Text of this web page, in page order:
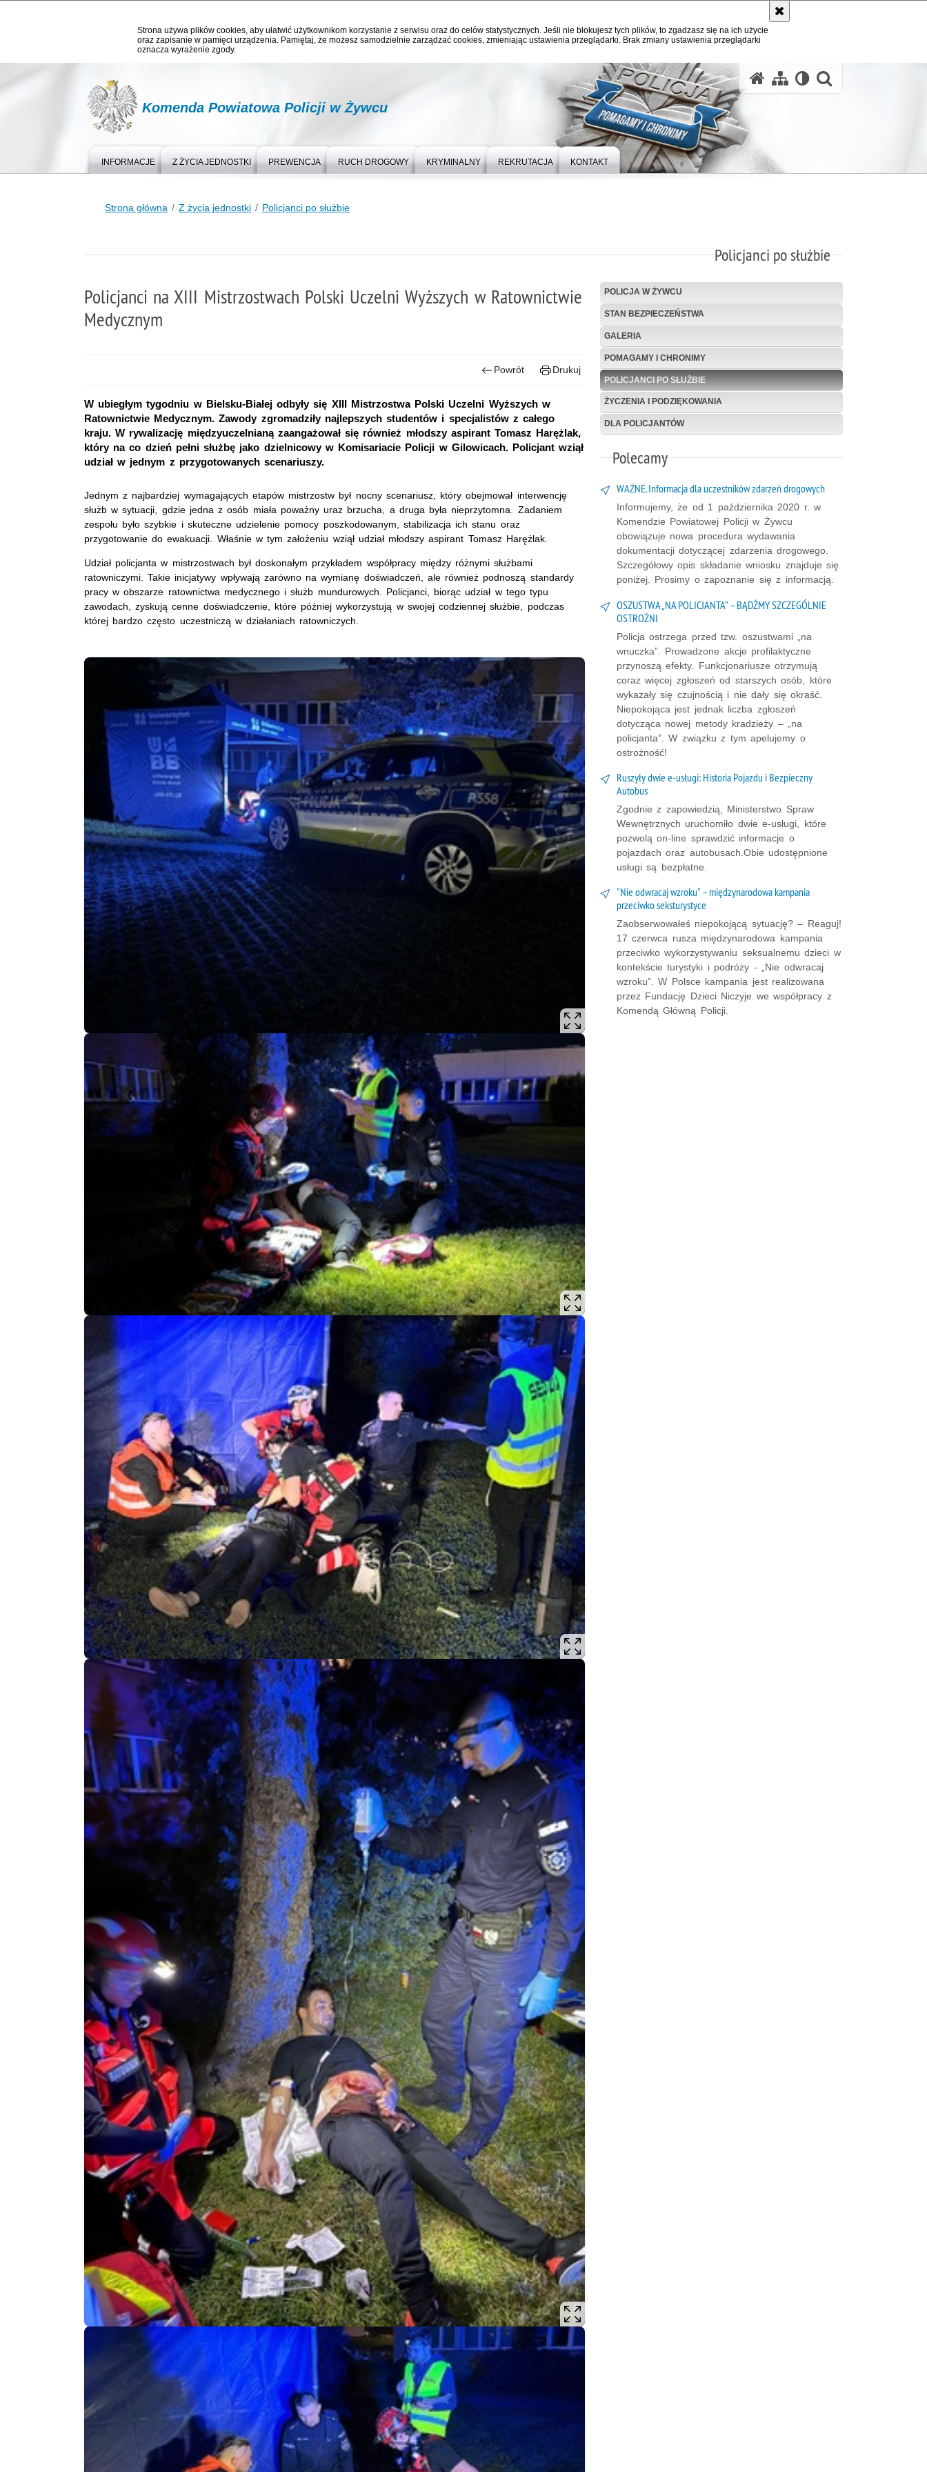
Strona używa plików cookies, aby ułatwić użytkownikom korzystanie z serwisu oraz do celów statystycznych. Jeśli nie blokujesz tych plików, to zgadzasz się na ich użycie
oraz zapisanie w pamięci urządzenia. Pamiętaj, że możesz samodzielnie zarządzać cookies, zmieniając ustawienia przeglądarki. Brak zmiany ustawienia przeglądarki
oznacza wyrażenie zgody.
Komenda Powiatowa Policji w Żywcu
INFORMACJE Z ŻYCIA JEDNOSTKI PREWENCJA RUCH DROGOWY KRYMINALNY REKRUTACJA KONTAKT
Strona główna Z życia jednostki Policjanci po służbie
Policjanci po służbie
Policjanci na XIII Mistrzostwach Polski Uczelni Wyższych w Ratownictwie
Medycznym
Powrót Drukuj
W ubiegłym tygodniu w Bielsku-Białej odbyły się XIII Mistrzostwa Polski Uczelni Wyższych w
Ratownictwie Medycznym. Zawody zgromadziły najlepszych studentów i specjalistów z całego
kraju. W rywalizację międzyuczelnianą zaangażował się również młodszy aspirant Tomasz Harężlak,
który na co dzień pełni służbę jako dzielnicowy w Komisariacie Policji w Gilowicach. Policjant wziął
udział w jednym z przygotowanych scenariuszy.
Jednym z najbardziej wymagających etapów mistrzostw był nocny scenariusz, który obejmował interwencję
służb w sytuacji, gdzie jedna z osób miała poważny uraz brzucha, a druga była nieprzytomna. Zadaniem
zespołu było szybkie i skuteczne udzielenie pomocy poszkodowanym, stabilizacja ich stanu oraz
przygotowanie do ewakuacji. Właśnie w tym założeniu wziął udział młodszy aspirant Tomasz Harężlak.
Udział policjanta w mistrzostwach był doskonałym przykładem współpracy między różnymi służbami
ratowniczymi. Takie inicjatywy wpływają zarówno na wymianę doświadczeń, ale również podnoszą standardy
pracy w obszarze ratownictwa medycznego i służb mundurowych. Policjanci, biorąc udział w tego typu
zawodach, zyskują cenne doświadczenie, które później wykorzystują w swojej codziennej służbie, podczas
której bardzo często uczestniczą w działaniach ratowniczych.
POLICJA W ŻYWCU
STAN BEZPIECZEŃSTWA
GALERIA
POMAGAMY I CHRONIMY
POLICJANCI PO SŁUŻBIE
ŻYCZENIA I PODZIĘKOWANIA
DLA POLICJANTÓW
Polecamy
WAŻNE. Informacja dla uczestników zdarzeń drogowych
Informujemy, że od 1 października 2020 r. w
Komendzie Powiatowej Policji w Żywcu
obowiązuje nowa procedura wydawania
dokumentacji dotyczącej zdarzenia drogowego.
Szczegółowy opis składanie wniosku znajduje się
poniżej. Prosimy o zapoznanie się z informacją.
OSZUSTWA „NA POLICJANTA” – BĄDŹMY SZCZEGÓLNIE
OSTROŻNI
Policja ostrzega przed tzw. oszustwami „na
wnuczka”. Prowadzone akcje profilaktyczne
przynoszą efekty. Funkcjonariusze otrzymują
coraz więcej zgłoszeń od starszych osób, które
wykazały się czujnością i nie dały się okraść.
Niepokojąca jest jednak liczba zgłoszeń
dotycząca nowej metody kradzieży – „na
policjanta”. W związku z tym apelujemy o
ostrożność!
Ruszyły dwie e-usługi: Historia Pojazdu i Bezpieczny
Autobus
Zgodnie z zapowiedzią, Ministerstwo Spraw
Wewnętrznych uruchomiło dwie e-usługi, które
pozwolą on-line sprawdzić informacje o
pojazdach oraz autobusach.Obie udostępnione
usługi są bezpłatne.
"Nie odwracaj wzroku" – międzynarodowa kampania
przeciwko seksturystyce
Zaobserwowałeś niepokojącą sytuację? – Reaguj!
17 czerwca rusza międzynarodowa kampania
przeciwko wykorzystywaniu seksualnemu dzieci w
kontekście turystyki i podróży - „Nie odwracaj
wzroku”. W Polsce kampania jest realizowana
przez Fundację Dzieci Niczyje we współpracy z
Komendą Główną Policji.